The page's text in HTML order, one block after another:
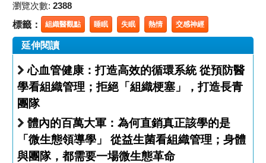
瀏覽次數: 2388
標籤： 組織醫觀點 睡眠 失眠 熱情 交感神經
延伸閱讀
心血管健康：打造高效的循環系統 從預防醫
學看組織管理；拒絕「組織梗塞」，打造長青
團隊
體內的百萬大軍：為何直銷真正該學的是
「微生態領導學」 從益生菌看組織管理；身體
與團隊，都需要一場微生態革命